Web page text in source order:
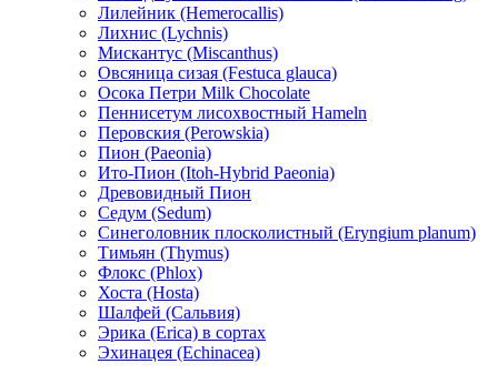
Лилейник (Hemerocallis)
Лихнис (Lychnis)
Мискантус (Miscanthus)
Овсяница сизая (Festuca glauca)
Осока Петри Milk Chocolate
Пеннисетум лисохвостный Hameln
Перовския (Perowskia)
Пион (Paeonia)
Ито-Пион (Itoh-Hybrid Paeonia)
Древовидный Пион
Седум (Sedum)
Синеголовник плосколистный (Eryngium planum)
Тимьян (Thymus)
Флокс (Phlox)
Хоста (Hosta)
Шалфей (Сальвия)
Эрика (Erica) в сортах
Эхинацея (Echinacea)